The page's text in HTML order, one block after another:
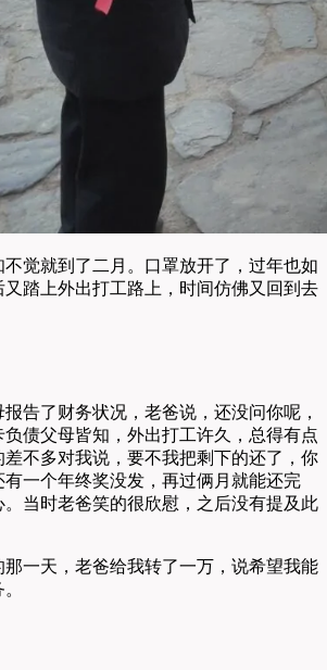
不觉就到了二月。口罩放开了，过年也如
踏上外出打工路上，时间仿佛又回到去
告了财务状况，老爸说，还没问你呢，
负债父母皆知，外出打工许久，总得有点
差不多对我说，要不我把剩下的还了，你
一个年终奖没发，再过俩月就能还完
当时老爸笑的很欣慰，之后没有提及此
一天，老爸给我转了一万，说希望我能